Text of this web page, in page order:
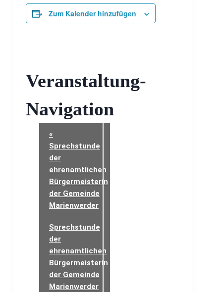
Zum Kalender hinzufügen
Veranstaltung-
Navigation
«
Sprechstunde
der
ehrenamtlichen
Bürgermeisterin
der Gemeinde
Marienwerder
Sprechstunde
der
ehrenamtlichen
Bürgermeisterin
der Gemeinde
Marienwerder